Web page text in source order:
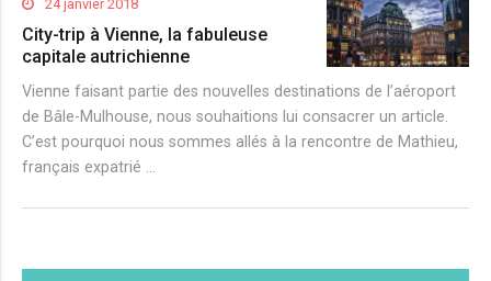
24 janvier 2018
City-trip à Vienne, la fabuleuse
capitale autrichienne
Vienne faisant partie des nouvelles destinations de l’aéroport
de Bâle-Mulhouse, nous souhaitions lui consacrer un article.
C’est pourquoi nous sommes allés à la rencontre de Mathieu,
français expatrié …